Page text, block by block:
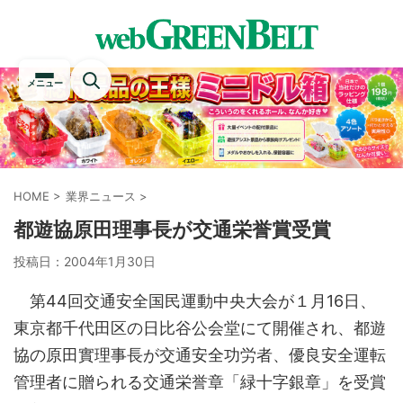
メニュー
HOME > 業界ニュース >
都遊協原田理事長が交通栄誉賞受賞
投稿日： 2004年1月30日
第44回交通安全国民運動中央大会が１月16日、
東京都千代田区の日比谷公会堂にて開催され、都遊
協の原田實理事長が交通安全功労者、優良安全運転
管理者に贈られる交通栄誉章「緑十字銀章」を受賞